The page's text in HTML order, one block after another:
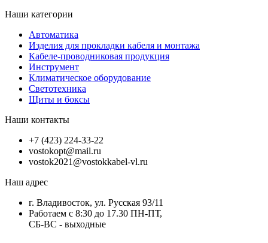
Наши категории
Автоматика
Изделия для прокладки кабеля и монтажа
Кабеле-проводниковая продукция
Инструмент
Климатическое оборудование
Светотехника
Щиты и боксы
Наши контакты
+7 (423) 224-33-22
vostokopt@mail.ru
vostok2021@vostokkabel-vl.ru
Наш адрес
г. Владивосток, ул. Русская 93/11
Работаем с 8:30 до 17.30 ПН-ПТ,
СБ-ВС - выходные